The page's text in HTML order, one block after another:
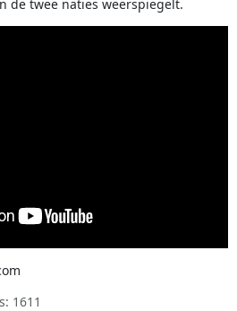
de twee naties weerspiegelt.
1611